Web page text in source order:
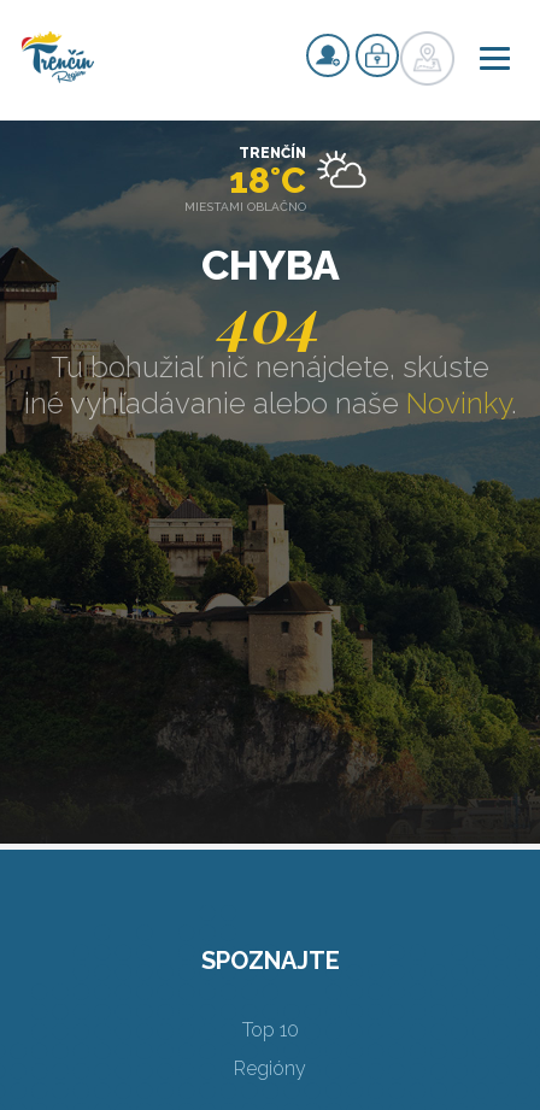
CHYBA
404
Tu bohužiaľ nič nenájdete, skúste
iné vyhľadávanie alebo naše Novinky.
TRENČÍN
18°C
MIESTAMI OBLAČNO
SPOZNAJTE
Top 10
Regióny